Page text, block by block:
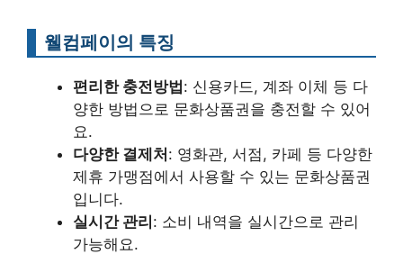
웰컴페이의 특징
편리한 충전방법: 신용카드, 계좌 이체 등 다
양한 방법으로 문화상품권을 충전할 수 있어
요.
다양한 결제처: 영화관, 서점, 카페 등 다양한
제휴 가맹점에서 사용할 수 있는 문화상품권
입니다.
실시간 관리: 소비 내역을 실시간으로 관리
가능해요.